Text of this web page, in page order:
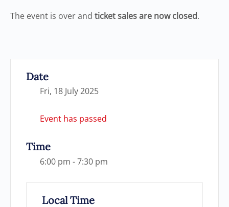
The event is over and ticket sales are now closed.
Date
Fri, 18 July 2025
Event has passed
Time
6:00 pm - 7:30 pm
Local Time